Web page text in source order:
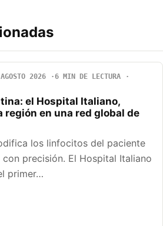
2026
6 MIN DE LECTURA
el Hospital Italiano,
región en una red global de
los linfocitos del paciente
precisión. El Hospital Italiano
primer…